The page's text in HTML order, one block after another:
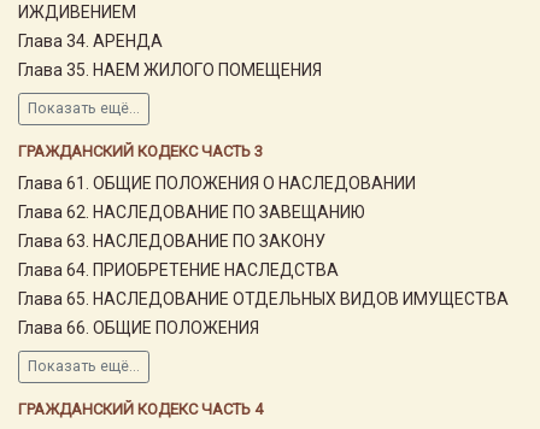
ИЖДИВЕНИЕМ
Глава 34. АРЕНДА
Глава 35. НАЕМ ЖИЛОГО ПОМЕЩЕНИЯ
Показать ещё...
ГРАЖДАНСКИЙ КОДЕКС ЧАСТЬ 3
Глава 61. ОБЩИЕ ПОЛОЖЕНИЯ О НАСЛЕДОВАНИИ
Глава 62. НАСЛЕДОВАНИЕ ПО ЗАВЕЩАНИЮ
Глава 63. НАСЛЕДОВАНИЕ ПО ЗАКОНУ
Глава 64. ПРИОБРЕТЕНИЕ НАСЛЕДСТВА
Глава 65. НАСЛЕДОВАНИЕ ОТДЕЛЬНЫХ ВИДОВ ИМУЩЕСТВА
Глава 66. ОБЩИЕ ПОЛОЖЕНИЯ
Показать ещё...
ГРАЖДАНСКИЙ КОДЕКС ЧАСТЬ 4